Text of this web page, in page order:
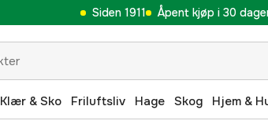
Siden 1911 Åpent kjøp i 30
Klær & Sko Friluftsliv Hage Skog Hjem &